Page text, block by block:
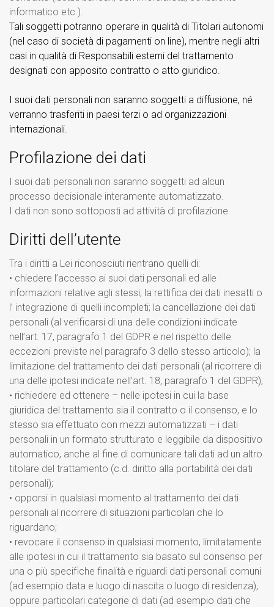
informatico etc.).
Tali soggetti potranno operare in qualità di Titolari autonomi
(nel caso di società di pagamenti on line), mentre negli altri
casi in qualità di Responsabili esterni del trattamento
designati con apposito contratto o atto giuridico.
I suoi dati personali non saranno soggetti a diffusione, né
verranno trasferiti in paesi terzi o ad organizzazioni
internazionali.
Profilazione dei dati
I suoi dati personali non saranno soggetti ad alcun
processo decisionale interamente automatizzato.
I dati non sono sottoposti ad attività di profilazione.
Diritti dell’utente
Tra i diritti a Lei riconosciuti rientrano quelli di:
• chiedere l’accesso ai suoi dati personali ed alle
informazioni relative agli stessi; la rettifica dei dati inesatti o
l’ integrazione di quelli incompleti; la cancellazione dei dati
personali (al verificarsi di una delle condizioni indicate
nell’art. 17, paragrafo 1 del GDPR e nel rispetto delle
eccezioni previste nel paragrafo 3 dello stesso articolo); la
limitazione del trattamento dei dati personali (al ricorrere di
una delle ipotesi indicate nell’art. 18, paragrafo 1 del GDPR);
• richiedere ed ottenere – nelle ipotesi in cui la base
giuridica del trattamento sia il contratto o il consenso, e lo
stesso sia effettuato con mezzi automatizzati – i dati
personali in un formato strutturato e leggibile da dispositivo
automatico, anche al fine di comunicare tali dati ad un altro
titolare del trattamento (c.d. diritto alla portabilità dei dati
personali);
• opporsi in qualsiasi momento al trattamento dei dati
personali al ricorrere di situazioni particolari che lo
riguardano;
• revocare il consenso in qualsiasi momento, limitatamente
alle ipotesi in cui il trattamento sia basato sul consenso per
una o più specifiche finalità e riguardi dati personali comuni
(ad esempio data e luogo di nascita o luogo di residenza),
oppure particolari categorie di dati (ad esempio dati che